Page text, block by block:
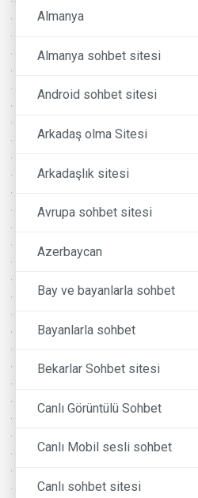
Almanya
Almanya sohbet sitesi
Android sohbet sitesi
Arkadaş olma Sitesi
Arkadaşlık sitesi
Avrupa sohbet sitesi
Azerbaycan
Bay ve bayanlarla sohbet
Bayanlarla sohbet
Bekarlar Sohbet sitesi
Canlı Görüntülü Sohbet
Canlı Mobil sesli sohbet
Canlı sohbet sitesi